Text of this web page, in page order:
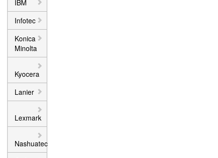
IBM
Infotec
Konica
Minolta
Kyocera
Lanier
Lexmark
Nashuatec